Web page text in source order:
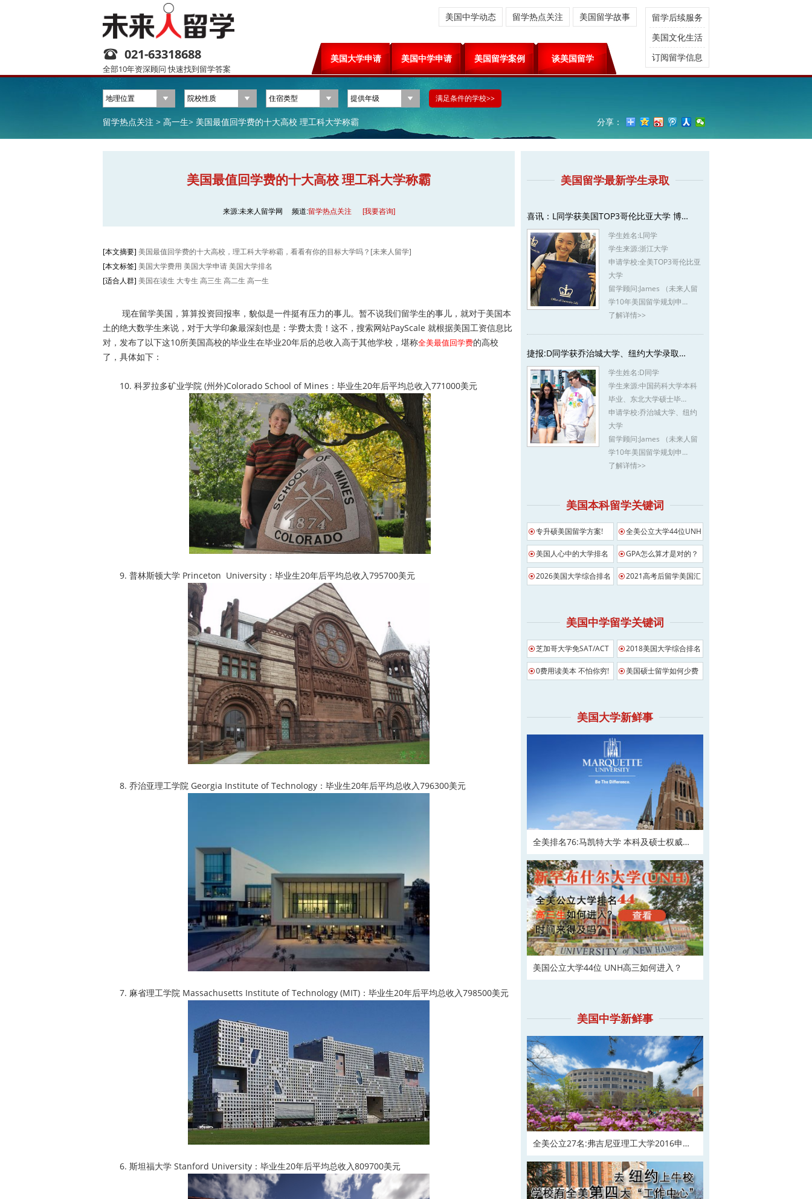
021-63318688
全部10年资深顾问 快速找到留学答案
美国大学申请 美国中学申请 美国留学案例 谈美国留学
美国中学动态 留学热点关注 美国留学故事
留学后续服务
美国文化生活
订阅留学信息
留学热点关注 > 高一生> 美国最值回学费的十大高校 理工科大学称霸 分享：
美国最值回学费的十大高校 理工科大学称霸
来源:未来人留学网 频道:留学热点关注 [我要咨询]
[本文摘要] 美国最值回学费的十大高校，理工科大学称霸，看看有你的目标大学吗？[未来人留学]
[本文标签] 美国大学费用 美国大学申请 美国大学排名
[适合人群] 美国在读生 大专生 高三生 高二生 高一生
现在留学美国，算算投资回报率，貌似是一件挺有压力的事儿。暂不说我们留学生的事儿，就对于美国本
土的绝大数学生来说，对于大学印象最深刻也是：学费太贵！这不，搜索网站PayScale 就根据美国工资信息比
对，发布了以下这10所美国高校的毕业生在毕业20年后的总收入高于其他学校，堪称全美最值回学费的高校
了，具体如下：
10. 科罗拉多矿业学院 (州外)Colorado School of Mines：毕业生20年后平均总收入771000美元
9. 普林斯顿大学 Princeton University：毕业生20年后平均总收入795700美元
8. 乔治亚理工学院 Georgia Institute of Technology：毕业生20年后平均总收入796300美元
7. 麻省理工学院 Massachusetts Institute of Technology (MIT)：毕业生20年后平均总收入798500美元
6. 斯坦福大学 Stanford University：毕业生20年后平均总收入809700美元
美国留学最新学生录取
喜讯：L同学获美国TOP3哥伦比亚大学 博…
学生姓名:L同学
学生来源:浙江大学
申请学校:全美TOP3哥伦比亚
大学
留学顾问:James （未来人留
学10年美国留学规划申…
了解详情>>
捷报:D同学获乔治城大学、纽约大学录取…
学生姓名:D同学
学生来源:中国药科大学本科
毕业、东北大学硕士毕…
申请学校:乔治城大学、纽约
大学
留学顾问:James （未来人留
学10年美国留学规划申…
了解详情>>
美国本科留学关键词
专升硕美国留学方案! 全美公立大学44位UNH
美国人心中的大学排名 GPA怎么算才是对的？
2026美国大学综合排名
2021高考后留学美国汇
美国中学留学关键词
芝加哥大学免SAT/ACT
影响
2018美国大学综合排名
0费用读美本 不怕你穷!
美国硕士留学如何少费
美国大学新鲜事
全美排名76:马凯特大学 本科及硕士权威申
请！
美国公立大学44位 UNH高三如何进入？
美国中学新鲜事
全美公立27名:弗吉尼亚理工大学2016申请
正在